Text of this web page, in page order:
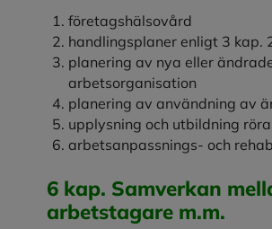
företagshälsovård
handlingsplaner enligt 3 kap.
planering av nya eller
arbetsorganisation
planering av användning av
upplysning och utbildning
arbetsanpassnings- och
6 kap. Samverkan
arbetstagare m.m.